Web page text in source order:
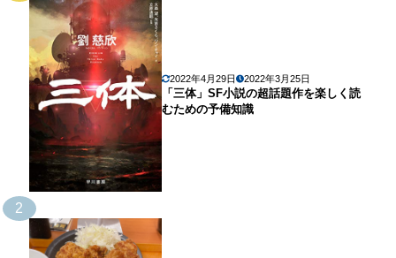
2022年4月29日 2022年3月25日
「三体」SF小説の超話題作を楽しく読
むための予備知識
2